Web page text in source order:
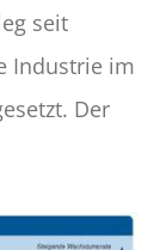
seit
Industrie im
Der